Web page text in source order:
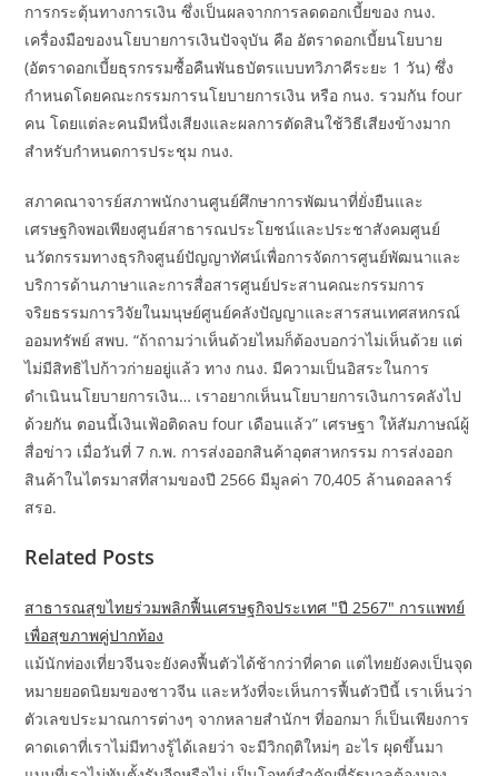
การกระตุ้นทางการเงิน ซึ่งเป็นผลจากการลดดอกเบี้ยของ กนง.
เครื่องมือของนโยบายการเงินปัจจุบัน คือ อัตราดอกเบี้ยนโยบาย
(อัตราดอกเบี้ยธุรกรรมซื้อคืนพันธบัตรแบบทวิภาคีระยะ 1 วัน) ซึ่ง
กำหนดโดยคณะกรรมการนโยบายการเงิน หรือ กนง. รวมกัน four
คน โดยแต่ละคนมีหนึ่งเสียงและผลการตัดสินใช้วิธีเสียงข้างมาก
สำหรับกำหนดการประชุม กนง.
สภาคณาจารย์สภาพนักงานศูนย์ศึกษาการพัฒนาที่ยั่งยืนและ
เศรษฐกิจพอเพียงศูนย์สาธารณประโยชน์และประชาสังคมศูนย์
นวัตกรรมทางธุรกิจศูนย์ปัญญาทัศน์เพื่อการจัดการศูนย์พัฒนาและ
บริการด้านภาษาและการสื่อสารศูนย์ประสานคณะกรรมการ
จริยธรรมการวิจัยในมนุษย์ศูนย์คลังปัญญาและสารสนเทศสหกรณ์
ออมทรัพย์ สพบ. “ถ้าถามว่าเห็นด้วยไหมก็ต้องบอกว่าไม่เห็นด้วย แต่
ไม่มีสิทธิไปก้าวก่ายอยู่แล้ว ทาง กนง. มีความเป็นอิสระในการ
ดำเนินนโยบายการเงิน… เราอยากเห็นนโยบายการเงินการคลังไป
ด้วยกัน ตอนนี้เงินเฟ้อติดลบ four เดือนแล้ว” เศรษฐา ให้สัมภาษณ์ผู้
สื่อข่าว เมื่อวันที่ 7 ก.พ. การส่งออกสินค้าอุตสาหกรรม การส่งออก
สินค้าในไตรมาสที่สามของปี 2566 มีมูลค่า 70,405 ล้านดอลลาร์
สรอ.
Related Posts
สาธารณสุขไทยร่วมพลิกฟื้นเศรษฐกิจประเทศ "ปี 2567" การแพทย์
เพื่อสุขภาพคู่ปากท้อง
แม้นักท่องเที่ยวจีนจะยังคงฟื้นตัวได้ช้ากว่าที่คาด แต่ไทยยังคงเป็นจุด
หมายยอดนิยมของชาวจีน และหวังที่จะเห็นการฟื้นตัวปีนี้ เราเห็นว่า
ตัวเลขประมาณการต่างๆ จากหลายสำนักฯ ที่ออกมา ก็เป็นเพียงการ
คาดเดาที่เราไม่มีทางรู้ได้เลยว่า จะมีวิกฤติใหม่ๆ อะไร ผุดขึ้นมา